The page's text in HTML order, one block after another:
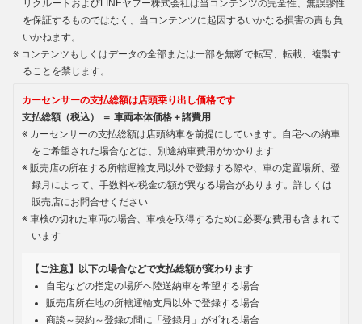
リクルートおよびLINEヤフー株式会社は当コンテンツの完全性、無誤謬性
を保証するものではなく、当コンテンツに起因するいかなる損害の責も負
いかねます。
コンテンツもしくはデータの全部または一部を無断で転写、転載、複製す
ることを禁じます。
カーセンサーの支払総額は店頭乗り出し価格です
支払総額（税込） ＝ 車両本体価格＋諸費用
カーセンサーの支払総額は店頭納車を前提にしています。自宅への納車
をご希望された場合などは、別途納車費用がかかります
販売店の所在する所轄運輸支局以外で登録する際や、車の定置場所、登
録月によって、手数料や税金の額が異なる場合があります。詳しくは
販売店にお問合せください
車検の切れた車両の場合、車検を取得するために必要な費用も含まれて
います
【ご注意】以下の場合などで支払総額が変わります
自宅などの指定の場所へ陸送納車を希望する場合
販売店所在地の所轄運輸支局以外で登録する場合
商談～契約～登録の間に「登録月」がずれる場合